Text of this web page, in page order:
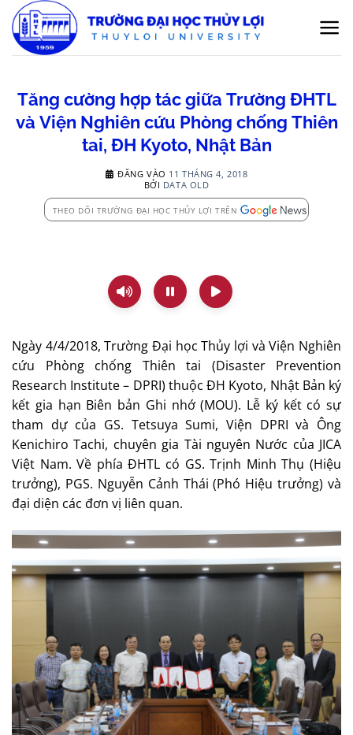
qua
nội
Tăng cường hợp tác giữa Trường ĐHTL
và Viện Nghiên cứu Phòng chống Thiên
tai, ĐH Kyoto, Nhật Bản
ĐĂNG VÀO 11 THÁNG 4, 2018
BỞI DATA OLD
THEO DÕI TRƯỜNG ĐẠI HỌC THỦY LỢI TRÊN
Ngày 4/4/2018, Trường Đại học Thủy lợi và Viện Nghiên
cứu Phòng chống Thiên tai (Disaster Prevention
Research Institute – DPRI) thuộc ĐH Kyoto, Nhật Bản ký
kết gia hạn Biên bản Ghi nhớ (MOU). Lễ ký kết có sự
tham dự của GS. Tetsuya Sumi, Viện DPRI và Ông
Kenichiro Tachi, chuyên gia Tài nguyên Nước của JICA
Việt Nam. Về phía ĐHTL có GS. Trịnh Minh Thụ (Hiệu
trưởng), PGS. Nguyễn Cảnh Thái (Phó Hiệu trưởng) và
đại diện các đơn vị liên quan.